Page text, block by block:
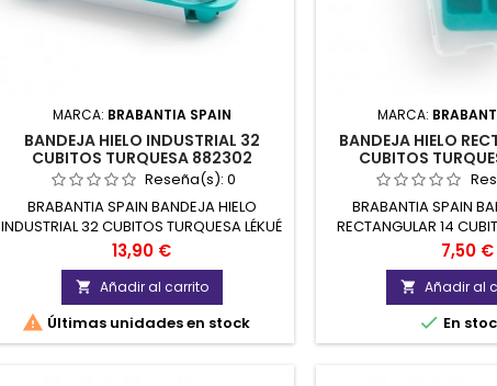
MARCA: BRABANTIA SPAIN
BANDEJA HIELO INDUSTRIAL 32
CUBITOS TURQUESA 882302
Reseña(s):0
BRABANTIA SPAIN BANDEJA HIELO
INDUSTRIAL 32 CUBITOS TURQUESA LÉKUÉ
882302
Precio
13,90 €
 Añadir al carrito
 Últimas unidades en stock
MARCA:
BANDEJA HIELO
CUBITOS
BRABANTIA SPAIN
RECTANGULAR 14
LÉKUÉ
Precio
7,50 €
 Añadir al
 En